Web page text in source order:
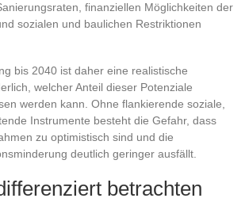
finanziellen Möglichkeiten der
sozialen und baulichen Restriktionen
bis 2040 ist daher eine realistische
welcher Anteil dieser Potenziale
werden kann. Ohne flankierende soziale,
Instrumente besteht die Gefahr, dass
zu optimistisch sind und die
deutlich geringer ausfällt.
betrachten